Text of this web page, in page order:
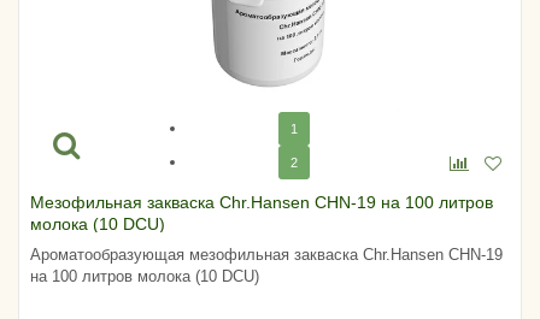
1
2
Мезофильная закваска Chr.Hansen CHN-19 на 100 литров
молока (10 DCU)
Ароматообразующая мезофильная закваска Chr.Hansen CHN-19
на 100 литров молока (10 DCU)